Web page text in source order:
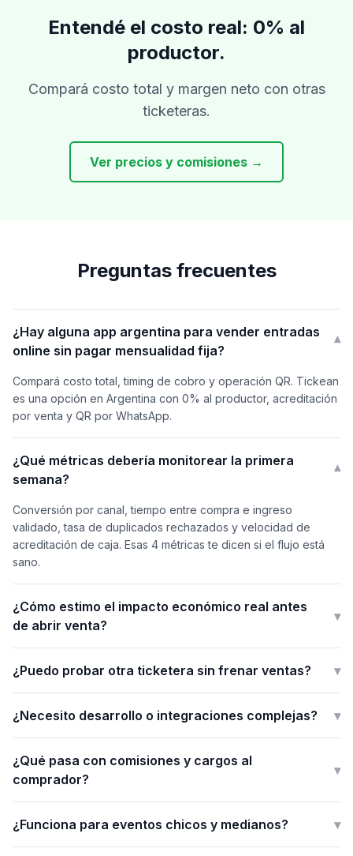
Entendé el costo real: 0% al
productor.
Compará costo total y margen neto con otras
ticketeras.
Ver precios y comisiones →
Preguntas frecuentes
¿Hay alguna app argentina para vender entradas
online sin pagar mensualidad fija?
▾
Compará costo total, timing de cobro y operación QR. Tickean
es una opción en Argentina con 0% al productor, acreditación
por venta y QR por WhatsApp.
¿Qué métricas debería monitorear la primera
semana?
▾
Conversión por canal, tiempo entre compra e ingreso
validado, tasa de duplicados rechazados y velocidad de
acreditación de caja. Esas 4 métricas te dicen si el flujo está
sano.
¿Cómo estimo el impacto económico real antes
de abrir venta?
▾
¿Puedo probar otra ticketera sin frenar ventas? ▾
¿Necesito desarrollo o integraciones complejas? ▾
¿Qué pasa con comisiones y cargos al
comprador?
▾
¿Funciona para eventos chicos y medianos? ▾